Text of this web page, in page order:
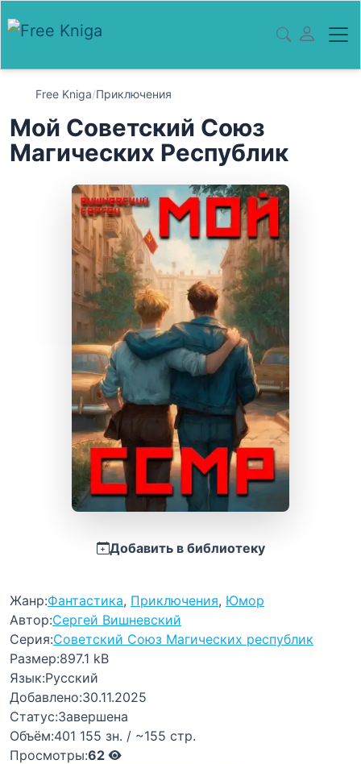
Free Kniga/Приключения
Мой Советский Союз
Магических Республик
Добавить в библиотеку
Жанр:Фантастика, Приключения, Юмор
Автор:Сергей Вишневский
Серия:Советский Союз Магических республик
Размер:897.1 kB
Язык:Русский
Добавлено:30.11.2025
Статус:Завершена
Объём:401 155 зн. / ~155 стр.
Просмотры:62